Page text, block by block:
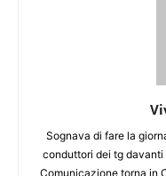
Sognava di fare la
conduttori dei tg
Comunicazione torna in